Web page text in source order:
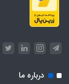
درباره ما